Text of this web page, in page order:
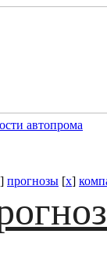
автопрома
] прогнозы [x]